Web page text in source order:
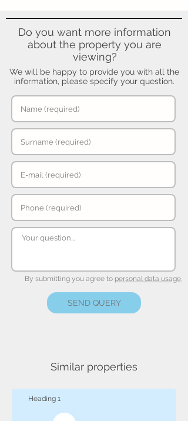
Do you want more information
about the property you are
viewing?
We will be happy to provide you with all the
information, please specify your question.
By submitting you agree to personal data usage.
SEND QUERY
Similar properties
Heading 1